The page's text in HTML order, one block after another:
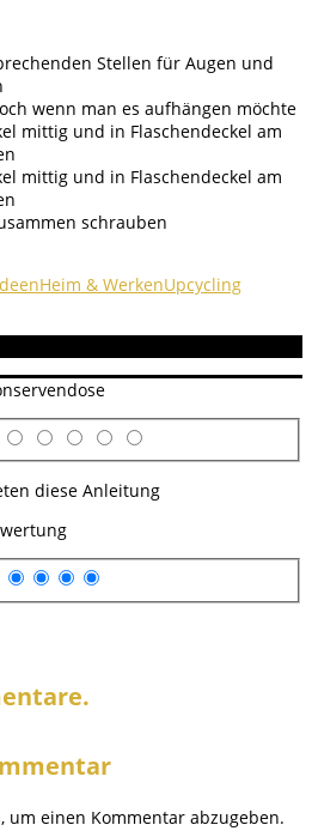
Stellen für Augen und
wenn man es aufhängen möchte
mittig und in Flaschendeckel am
mittig und in Flaschendeckel am
schrauben
Heim & WerkenUpcycling
diese Anleitung
um einen Kommentar abzugeben.